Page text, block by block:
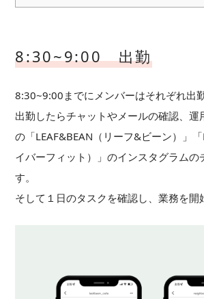
8:30~9:00 出勤
8:30~9:00までにメンバーはそれぞれ出勤
出勤したらチャットやメールの確認、運
の「LEAF&BEAN（リーフ&ビーン）」
イバーフィット）」のインスタグラムの
す。
そして１日のタスクを確認し、業務を開